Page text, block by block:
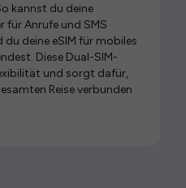
kannst du deine
für Anrufe und SMS
deine eSIM für mobiles
Diese Dual-SIM-
und sorgt dafür,
Reise verbunden